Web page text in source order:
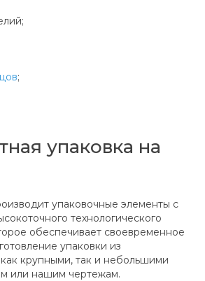
;
упаковка на
упаковочные элементы с
технологического
обеспечивает своевременное
упаковки из
крупными, так и небольшими
или нашим чертежам.